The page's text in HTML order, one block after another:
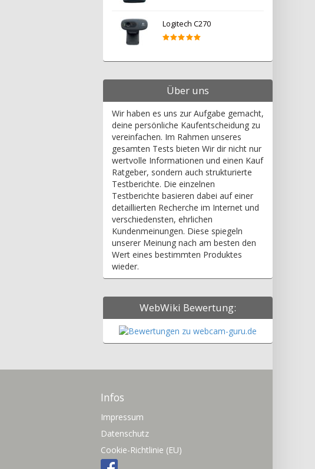
Logitech C270
Über uns
Wir haben es uns zur Aufgabe gemacht,
deine persönliche Kaufentscheidung zu
vereinfachen. Im Rahmen unseres
gesamten Tests bieten Wir dir nicht nur
wertvolle Informationen und einen Kauf
Ratgeber, sondern auch strukturierte
Testberichte. Die einzelnen
Testberichte basieren dabei auf einer
detaillierten Recherche im Internet und
verschiedensten, ehrlichen
Kundenmeinungen. Diese spiegeln
unserer Meinung nach am besten den
Wert eines bestimmten Produktes
wieder.
WebWiki Bewertung:
Infos
Impressum
Datenschutz
Cookie-Richtlinie (EU)